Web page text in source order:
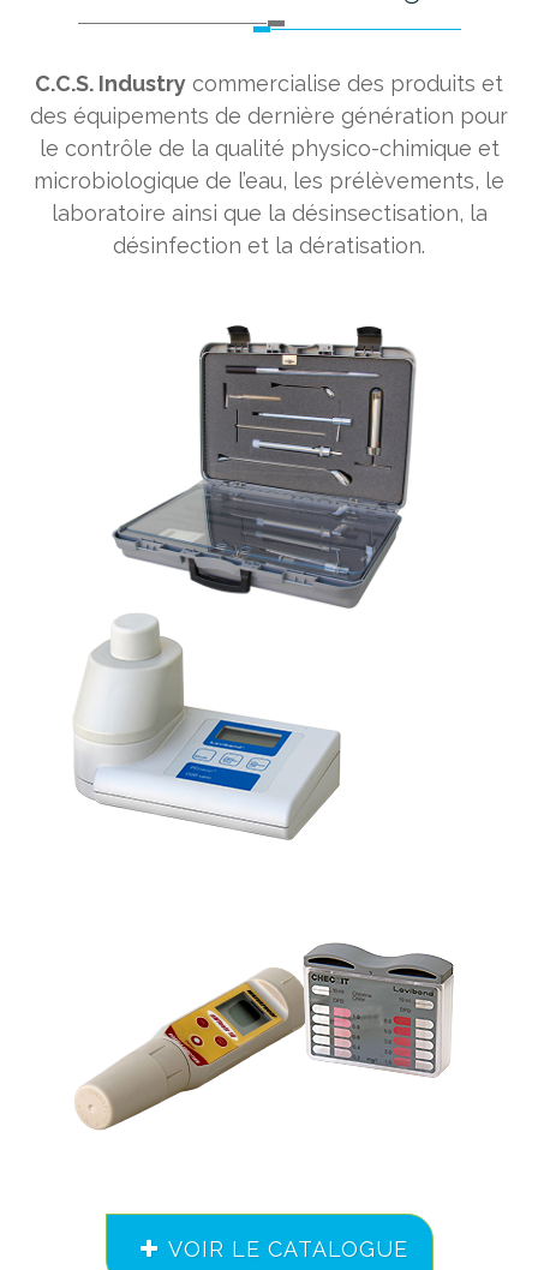
C.C.S. Industry commercialise des produits et
des équipements de dernière génération pour
le contrôle de la qualité physico-chimique et
microbiologique de l’eau, les prélèvements, le
laboratoire ainsi que la désinsectisation, la
désinfection et la dératisation.
VOIR LE CATALOGUE